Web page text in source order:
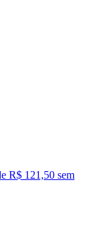
R$ 121,50 sem